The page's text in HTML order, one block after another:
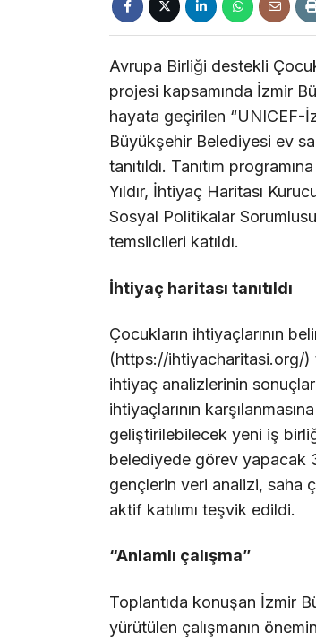
Avrupa Birliği destekli
projesi kapsamında İzmir
hayata geçirilen “UNICEF-
Büyükşehir Belediyesi ev
tanıtıldı. Tanıtım
Yıldır, İhtiyaç Haritası
Sosyal Politikalar
temsilcileri katıldı.
İhtiyaç haritası tanıtıldı
Çocukların ihtiyaçlarının
(https://ihtiyacharitasi.org/)
ihtiyaç analizlerinin
ihtiyaçlarının
geliştirilebilecek yeni iş
belediyede görev yapacak
gençlerin veri analizi, saha
aktif katılımı teşvik edildi.
“Anlamlı çalışma”
Toplantıda konuşan İzmir
yürütülen çalışmanın